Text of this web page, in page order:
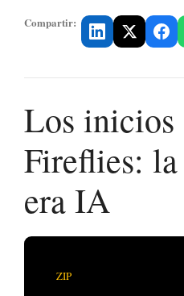
Compartir:
Los inicios
Fireflies:
era IA
ZIP